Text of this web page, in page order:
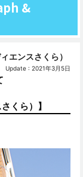
&
エンスさくら）
Update : 2021年3月5日
くら）】